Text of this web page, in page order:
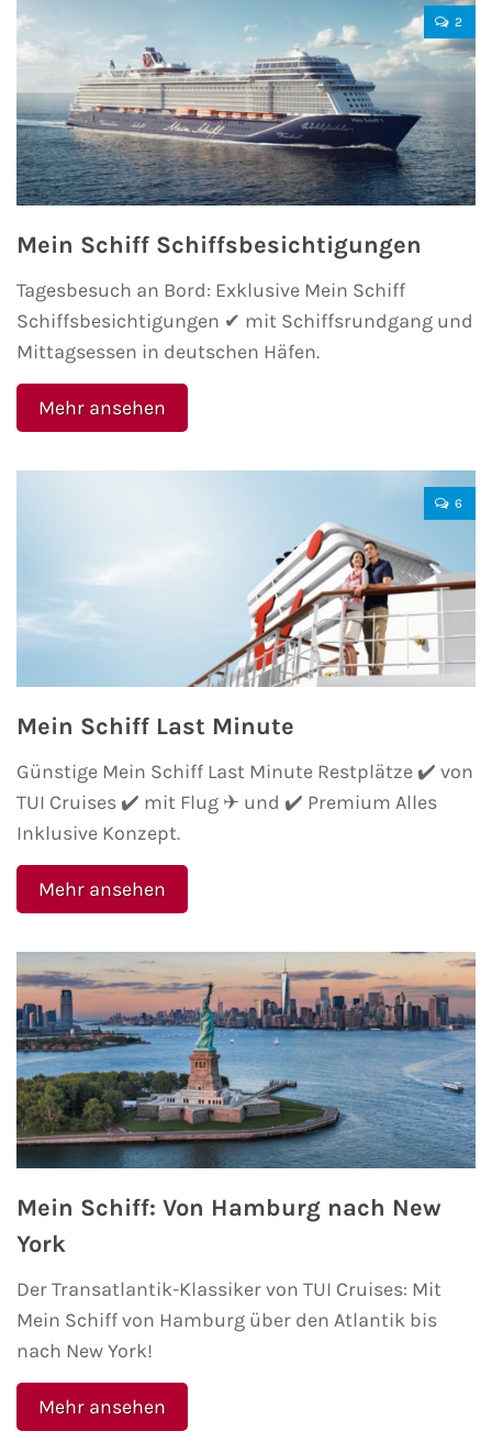
AIDA Orient
AIDA Adria
AIDA Nordamerika
AIDA Südostasien
Alle AIDA Häfen
Mein Schiff Reiseziele
Mein Schiff Karibik
Mein Schiff Mittelmeer
Mein Schiff Westeuropa
Mein Schiff Orient
Mein Schiff Nordamerika
Mein Schiff Transreisen
Mein Schiff Ostsee
Mittelmeer-Kreuzfahrt
Kanaren-Kreuzfahrt
Karibik-Kreuzfahrt
Ostsee-Kreuzfahrt
Westeuropa-Kreuzfahrt
Norwegen-Kreuzfahrt
Orient-Kreuzfahrt
Weltreise-Kreuzfahrt
2
Mein Schiff Schiffsbesichtigungen
Tagesbesuch an Bord: Exklusive Mein Schiff
Schiffsbesichtigungen ✔ mit Schiffsrundgang und
Mittagsessen in deutschen Häfen.
Mehr ansehen
6
Mein Schiff Last Minute
Günstige Mein Schiff Last Minute Restplätze ✔️ von
TUI Cruises ✔️ mit Flug ✈ und ✔️ Premium Alles
Inklusive Konzept.
Mehr ansehen
Mein Schiff: Von Hamburg nach New
York
Der Transatlantik-Klassiker von TUI Cruises: Mit
Mein Schiff von Hamburg über den Atlantik bis
nach New York!
Mehr ansehen